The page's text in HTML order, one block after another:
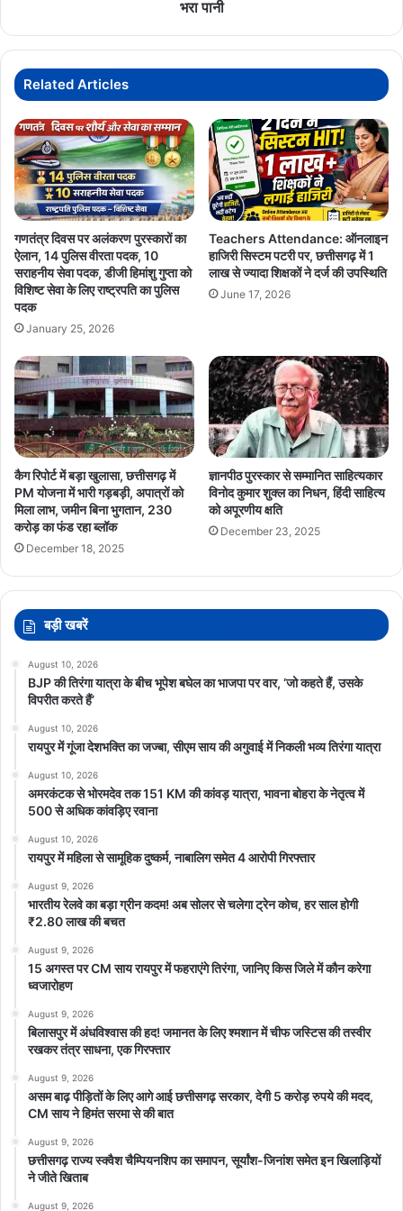
रेड
रायपुर
सहित
निचली
बस्तियों
में
भरा
पानी
भरा पानी
Related Articles
गणतंत्र दिवस पर अलंकरण पुरस्कारों का
ऐलान, 14 पुलिस वीरता पदक, 10
सराहनीय सेवा पदक, डीजी हिमांशु गुप्ता को
विशिष्ट सेवा के लिए राष्ट्रपति का पुलिस
पदक
January 25, 2026
Teachers Attendance: ऑनलाइन
हाजिरी सिस्टम पटरी पर, छत्तीसगढ़ में 1
लाख से ज्यादा शिक्षकों ने दर्ज की उपस्थिति
June 17, 2026
कैग रिपोर्ट में बड़ा खुलासा, छत्तीसगढ़ में
PM योजना में भारी गड़बड़ी, अपात्रों को
मिला लाभ, जमीन बिना भुगतान, 230
करोड़ का फंड रहा ब्लॉक
December 18, 2025
ज्ञानपीठ पुरस्कार से सम्मानित साहित्यकार
विनोद कुमार शुक्ल का निधन, हिंदी साहित्य
को अपूरणीय क्षति
December 23, 2025
बड़ी खबरें
August 10, 2026
BJP की तिरंगा यात्रा के बीच भूपेश बघेल का भाजपा पर वार, ‘जो कहते हैं, उसके
विपरीत करते हैं’
August 10, 2026
रायपुर में गूंजा देशभक्ति का जज्बा, सीएम साय की अगुवाई में निकली भव्य तिरंगा यात्रा
August 10, 2026
अमरकंटक से भोरमदेव तक 151 KM की कांवड़ यात्रा, भावना बोहरा के नेतृत्व में
500 से अधिक कांवड़िए रवाना
August 10, 2026
रायपुर में महिला से सामूहिक दुष्कर्म, नाबालिग समेत 4 आरोपी गिरफ्तार
August 9, 2026
भारतीय रेलवे का बड़ा ग्रीन कदम! अब सोलर से चलेगा ट्रेन कोच, हर साल होगी
₹2.80 लाख की बचत
August 9, 2026
15 अगस्त पर CM साय रायपुर में फहराएंगे तिरंगा, जानिए किस जिले में कौन करेगा
ध्वजारोहण
August 9, 2026
बिलासपुर में अंधविश्वास की हद! जमानत के लिए श्मशान में चीफ जस्टिस की तस्वीर
रखकर तंत्र साधना, एक गिरफ्तार
August 9, 2026
असम बाढ़ पीड़ितों के लिए आगे आई छत्तीसगढ़ सरकार, देगी 5 करोड़ रुपये की मदद,
CM साय ने हिमंत सरमा से की बात
August 9, 2026
छत्तीसगढ़ राज्य स्क्वैश चैम्पियनशिप का समापन, सूर्यांश-जिनांश समेत इन खिलाड़ियों
ने जीते खिताब
August 9, 2026